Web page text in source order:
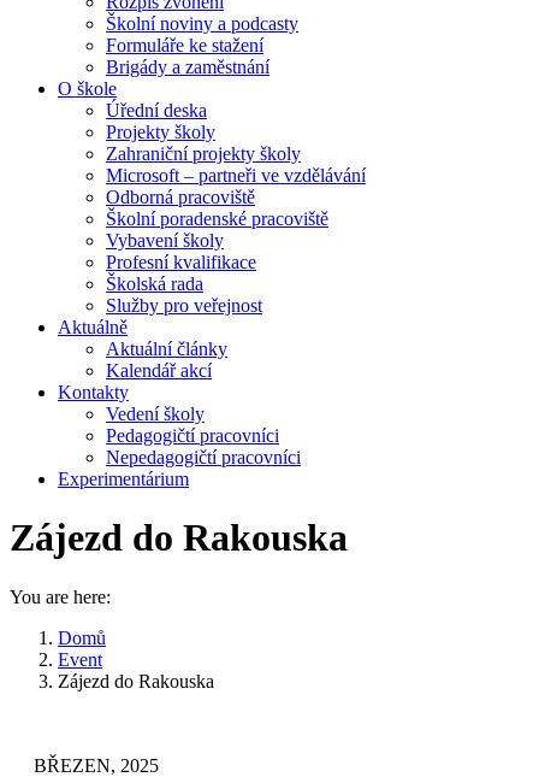
Školní noviny a podcasty
Formuláře ke stažení
Brigády a zaměstnání
O škole
Úřední deska
Projekty školy
Zahraniční projekty školy
Microsoft – partneři ve vzdělávání
Odborná pracoviště
Školní poradenské pracoviště
Vybavení školy
Profesní kvalifikace
Školská rada
Služby pro veřejnost
Aktuálně
Aktuální články
Kalendář akcí
Kontakty
Vedení školy
Pedagogičtí pracovníci
Nepedagogičtí pracovníci
Experimentárium
Zájezd do Rakouska
You are here:
Domů
Event
Zájezd do Rakouska
BŘEZEN, 2025